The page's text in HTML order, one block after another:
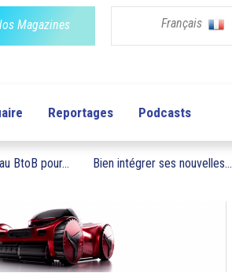
Magazines Français
Reportages Podcasts
BtoB pour... Bien intégrer ses nouvelles...